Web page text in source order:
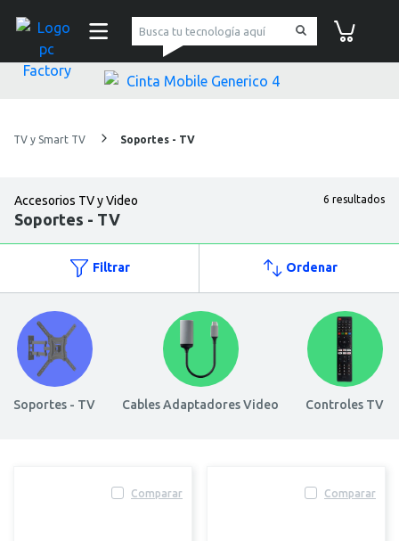
pc Factory
TV y Smart TV Soportes - TV
Accesorios TV y Video
Soportes - TV
6 resultados
Filtrar Ordenar
Soportes - TV Cables Adaptadores Video Controles TV
Comparar Comparar